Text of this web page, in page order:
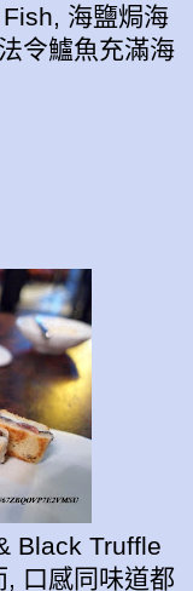
海鹽焗海
令鱸魚充滿海
Black Truffle
口感同味道都